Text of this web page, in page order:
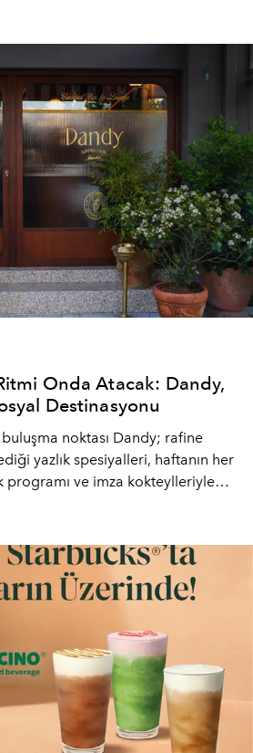
Onda Atacak: Dandy,
Destinasyonu
noktası Dandy; rafine
yazlık spesiyalleri, haftanın her
programı ve imza kokteylleriyle
mekan; gurme lezzetleri, iyi
özel puro alanını tek bir çatı